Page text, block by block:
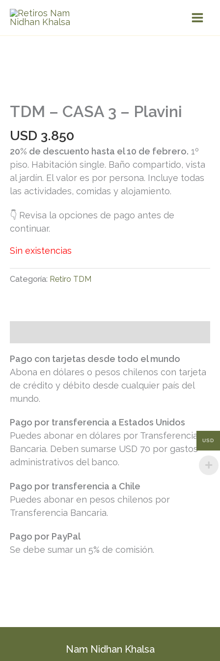
TDM – CASA 3 – Plavini
USD 3.850
20% de descuento hasta el 10 de febrero. 1º
piso. Habitación single. Baño compartido, vista
al jardín. El valor es por persona. Incluye todas
las actividades, comidas y alojamiento.
👇 Revisa la opciones de pago antes de
continuar.
Sin existencias
Categoría: Retiro TDM
Pago con tarjetas desde todo el mundo
Abona en dólares o pesos chilenos con tarjeta
de crédito y débito desde cualquier país del
mundo.
Pago por transferencia a Estados Unidos
Puedes abonar en dólares por Transferencia
Bancaria. Deben sumarse USD 70 por gastos
administrativos del banco.
Pago por transferencia a Chile
Puedes abonar en pesos chilenos por
Transferencia Bancaria.
Pago por PayPal
Se debe sumar un 5% de comisión.
Nam Nidhan Khalsa
USD